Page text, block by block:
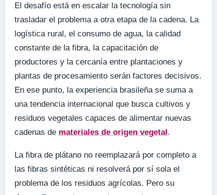
El desafío está en escalar la tecnología sin
trasladar el problema a otra etapa de la cadena. La
logística rural, el consumo de agua, la calidad
constante de la fibra, la capacitación de
productores y la cercanía entre plantaciones y
plantas de procesamiento serán factores decisivos.
En ese punto, la experiencia brasileña se suma a
una tendencia internacional que busca cultivos y
residuos vegetales capaces de alimentar nuevas
cadenas de materiales de origen vegetal .
La fibra de plátano no reemplazará por completo a
las fibras sintéticas ni resolverá por sí sola el
problema de los residuos agrícolas. Pero su